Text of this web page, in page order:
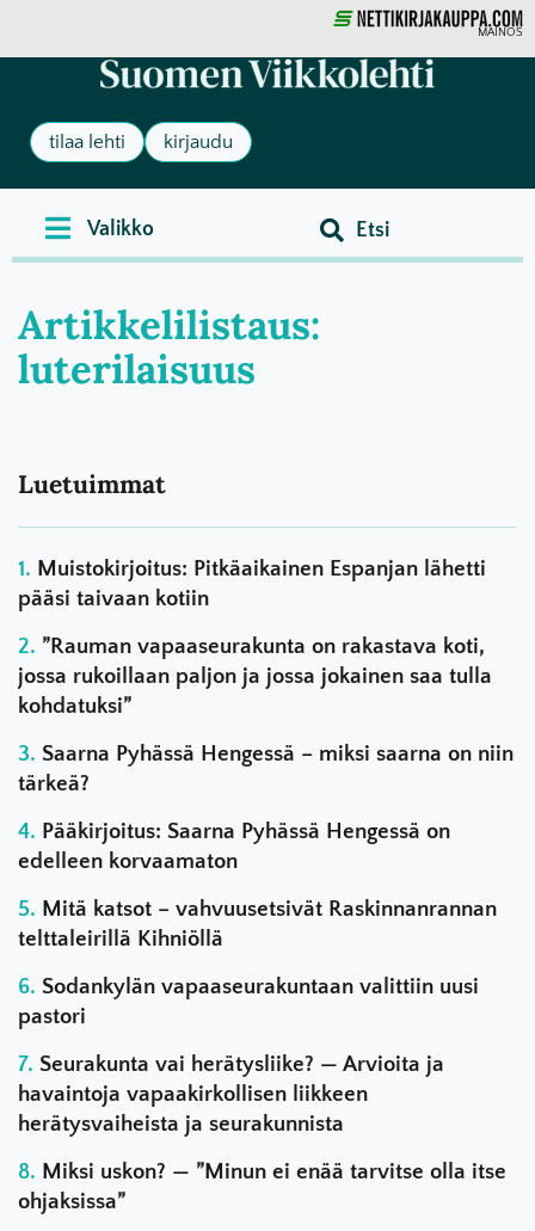
MAINOS
tilaa lehti kirjaudu
Artikkelilistaus:
luterilaisuus
Luetuimmat
Muistokirjoitus: Pitkäaikainen Espanjan lähetti
pääsi taivaan kotiin
”Rauman vapaaseurakunta on rakastava koti,
jossa rukoillaan paljon ja jossa jokainen saa tulla
kohdatuksi”
Saarna Pyhässä Hengessä – miksi saarna on niin
tärkeä?
Pääkirjoitus: Saarna Pyhässä Hengessä on
edelleen korvaamaton
Mitä katsot – vahvuusetsivät Raskinnanrannan
telttaleirillä Kihniöllä
Sodankylän vapaaseurakuntaan valittiin uusi
pastori
Seurakunta vai herätysliike? — Arvioita ja
havaintoja vapaakirkollisen liikkeen
herätysvaiheista ja seurakunnista
Miksi uskon? — ”Minun ei enää tarvitse olla itse
ohjaksissa”